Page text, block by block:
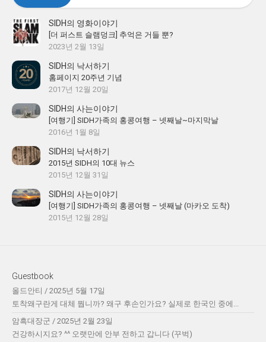
SIDH의 영화이야기
[더 퍼스트 슬램덩크] 추억은 거들 뿐?
2023년 2월 13일
SIDH의 낙서하기
홈페이지 20주년 기념
2017년 12월 20일
SIDH의 사는이야기
[여행기] SIDH가족의 홍콩여행 – 넷째날~마지막날
2016년 1월 8일
SIDH의 낙서하기
2015년 SIDH의 10대 뉴스
2015년 12월 31일
SIDH의 사는이야기
[여행기] SIDH가족의 홍콩여행 – 넷째날 (마카오 도착)
2015년 12월 28일
Guestbook
올드안티 / 2025년 5월 17일
토착왜구란게 대체 뭡니까? 왜구 후손인가요? 실제로 한국인 중에...
암흑대장군 / 2025년 2월 23일
건강하시지요? ^^ 오랫만에 안부 전하고 갑니다 (꾸벅)